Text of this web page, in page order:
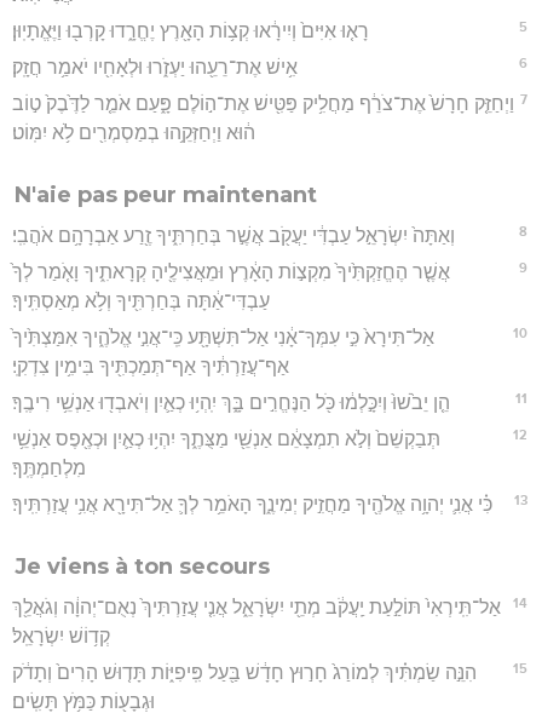
5 רָא֤וּ אִיִּים֙ וְיִירָ֔אוּ קְצ֥וֹת הָאָ֖רֶץ יֶחֱרָ֑דוּ קָרְב֖וּ וַיֶּאֱתָיֽוּן׃
6 אִ֥ישׁ אֶת־רֵעֵ֖הוּ יַעְזֹ֑רוּ וּלְאָחִ֖יו יֹאמַ֥ר חֲזָֽק׃
7 וַיְחַזֵּ֤ק חָרָשׁ֙ אֶת־צֹרֵ֔ף מַחֲלִ֥יק פַּטִּ֖ישׁ אֶת־ה֣וֹלֶם פָּ֑עַם אֹמֵ֤ר לַדֶּ֙בֶק֙ ט֣וֹב
ה֔וּא וַיְחַזְּקֵ֥הוּ בְמַסְמְרִ֖ים לֹ֥א יִמּֽוֹט׃
N'aie pas peur maintenant
8 וְאַתָּה֙ יִשְׂרָאֵ֣ל עַבְדִּ֔י יַעֲקֹ֖ב אֲשֶׁ֣ר בְּחַרְתִּ֑יךָ זֶ֖רַע אַבְרָהָ֥ם אֹהֲבִֽי׃
9
אֲשֶׁ֤ר הֶחֱזַקְתִּ֙יךָ֙ מִקְצ֣וֹת הָאָ֔רֶץ וּמֵאֲצִילֶ֖יהָ קְרָאתִ֑יךָ וָאֹ֤מַר לְךָ֙
עַבְדִּי־אַ֔תָּה בְּחַרְתִּ֖יךָ וְלֹ֥א מְאַסְתִּֽיךָ׃
10
אַל־תִּירָא֙ כִּ֣י עִמְּךָ־אָ֔נִי אַל־תִּשְׁתָּ֖ע כִּֽי־אֲנִ֣י אֱלֹהֶ֑יךָ אִמַּצְתִּ֙יךָ֙
אַף־עֲזַרְתִּ֔יךָ אַף־תְּמַכְתִּ֖יךָ בִּימִ֥ין צִדְקִֽי׃
11 הֵ֤ן יֵבֹ֙שׁוּ֙ וְיִכָּ֣לְמ֔וּ כֹּ֖ל הַנֶּחֱרִ֣ים בָּ֑ךְ יִֽהְי֥וּ כְאַ֛יִן וְיֹאבְד֖וּ אַנְשֵׁ֥י רִיבֶֽךָ׃
12
תְּבַקְשֵׁם֙ וְלֹ֣א תִמְצָאֵ֔ם אַנְשֵׁ֖י מַצֻּתֶ֑ךָ יִהְי֥וּ כְאַ֛יִן וּכְאֶ֖פֶס אַנְשֵׁ֥י
מִלְחַמְתֶּֽךָ׃
13 כִּ֗י אֲנִ֛י יְהוָ֥ה אֱלֹהֶ֖יךָ מַחֲזִ֣יק יְמִינֶ֑ךָ הָאֹמֵ֥ר לְךָ֛ אַל־תִּירָ֖א אֲנִ֥י עֲזַרְתִּֽיךָ׃
Je viens à ton secours
14
אַל־תִּֽירְאִי֙ תּוֹלַ֣עַת יַֽעֲקֹ֔ב מְתֵ֖י יִשְׂרָאֵ֑ל אֲנִ֤י עֲזַרְתִּיךְ֙ נְאֻם־יְהוָ֔ה וְגֹאֲלֵ֖ךְ
קְד֥וֹשׁ יִשְׂרָאֵֽל׃
15
הִנֵּ֣ה שַׂמְתִּ֗יךְ לְמוֹרַג֙ חָר֣וּץ חָדָ֔שׁ בַּ֖עַל פִּֽיפִיּ֑וֹת תָּד֤וּשׁ הָרִים֙ וְתָדֹ֔ק
וּגְבָע֖וֹת כַּמֹּ֥ץ תָּשִֽׂים׃